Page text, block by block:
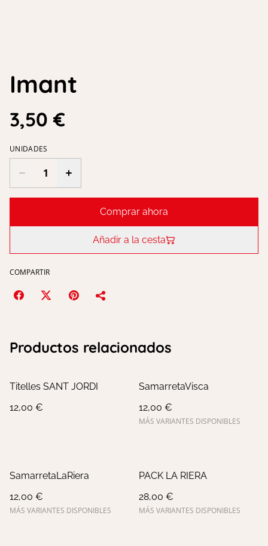
Imant
3,50 €
UNIDADES
Comprar ahora
Añadir a la cesta
COMPARTIR
Productos relacionados
Titelles SANT JORDI
12,00 €
SamarretaVisca
12,00 €
MÁS VARIANTES DISPONIBLES
SamarretaLaRiera
12,00 €
MÁS VARIANTES DISPONIBLES
PACK LA RIERA
28,00 €
MÁS VARIANTES DISPONIBLES